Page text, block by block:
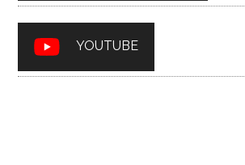
YOUTUBE